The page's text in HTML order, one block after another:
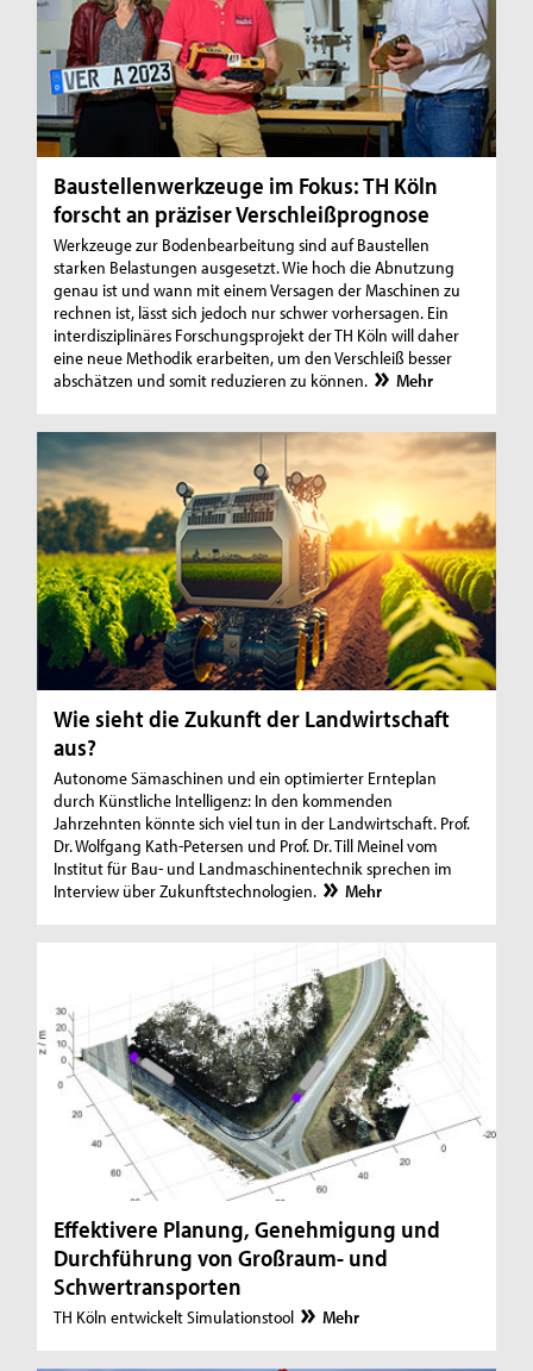
Baustellenwerkzeuge im Fokus: TH Köln
forscht an präziser Verschleißprognose
Werkzeuge zur Bodenbearbeitung sind auf Baustellen
starken Belastungen ausgesetzt. Wie hoch die Abnutzung
genau ist und wann mit einem Versagen der Maschinen zu
rechnen ist, lässt sich jedoch nur schwer vorhersagen. Ein
interdisziplinäres Forschungsprojekt der TH Köln will daher
eine neue Methodik erarbeiten, um den Verschleiß besser
abschätzen und somit reduzieren zu können.
Mehr
Wie sieht die Zukunft der Landwirtschaft
aus?
Autonome Sämaschinen und ein optimierter Ernteplan
durch Künstliche Intelligenz: In den kommenden
Jahrzehnten könnte sich viel tun in der Landwirtschaft. Prof.
Dr. Wolfgang Kath-Petersen und Prof. Dr. Till Meinel vom
Institut für Bau- und Landmaschinentechnik sprechen im
Interview über Zukunftstechnologien.
Mehr
Effektivere Planung, Genehmigung und
Durchführung von Großraum- und
Schwertransporten
TH Köln entwickelt Simulationstool Mehr